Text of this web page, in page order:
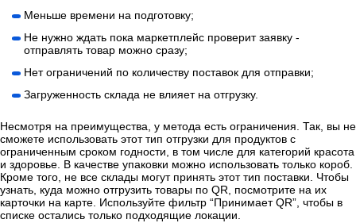
Меньше времени на подготовку;
Не нужно ждать пока маркетплейс проверит заявку -
отправлять товар можно сразу;
Нет ограничений по количеству поставок для отправки;
Загруженность склада не влияет на отгрузку.
Несмотря на преимущества, у метода есть ограничения. Так, вы не
сможете использовать этот тип отгрузки для продуктов с
ограниченным сроком годности, в том числе для категорий красота
и здоровье. В качестве упаковки можно использовать только короб.
Кроме того, не все склады могут принять этот тип поставки. Чтобы
узнать, куда можно отгрузить товары по QR, посмотрите на их
карточки на карте. Используйте фильтр “Принимает QR”, чтобы в
списке остались только подходящие локации.